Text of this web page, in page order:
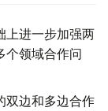
上进一步加强两
个领域合作问
双边和多边合作